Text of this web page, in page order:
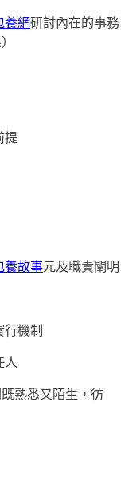
養網研討內在的事務
提
養故事元及職責闡明
機制
人
熟悉又陌生，彷